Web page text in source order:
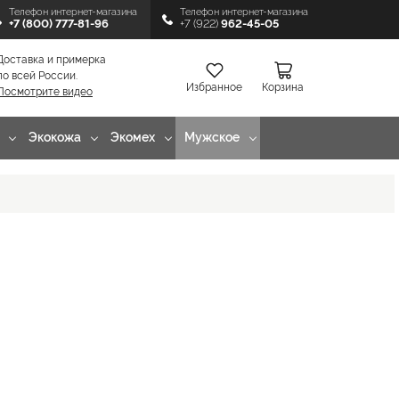
Телефон интернет-магазина
+7 (800) 777-81-96
Телефон интернет-магазина
+7 (922) 962-45-05
и примерка
всей России.
видео
Избранное Корзина
Экокожа Экомех Мужское